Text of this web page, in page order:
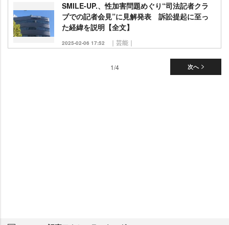
SMILE-UP.、性加害問題めぐり“司法記者クラ
ブでの記者会見”に見解発表 訴訟提起に至っ
た経緯を説明【全文】
2025-02-06 17:52 ｜芸能｜
次へ
1/4